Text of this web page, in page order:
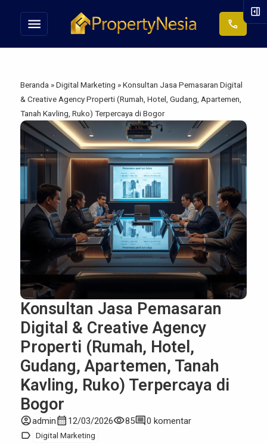
menu call
Beranda »Digital Marketing »Konsultan Jasa Pemasaran Digital
& Creative Agency Properti (Rumah, Hotel, Gudang, Apartemen,
Tanah Kavling, Ruko) Terpercaya di Bogor
Konsultan Jasa Pemasaran
Digital & Creative Agency
Properti (Rumah, Hotel,
Gudang, Apartemen, Tanah
Kavling, Ruko) Terpercaya di
Bogor
account_circleadmincalendar_month 12/03/2026visibility85comment0 komentar
label Digital Marketing
right_panel_open